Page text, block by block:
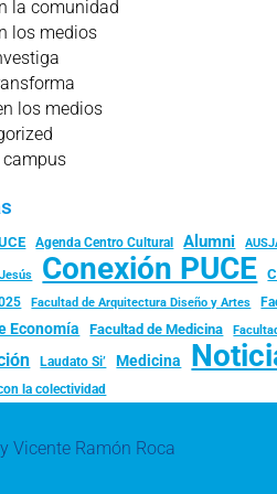
la comunidad
los medios
los medios
campus
Agenda Centro Cultural Alumni
Conexión PUCE
Facultad de Arquitectura Diseño y Artes
Economía Facultad de Medicina
Laudato Si’ Medicina
la colectividad
Vicente Ramón Roca